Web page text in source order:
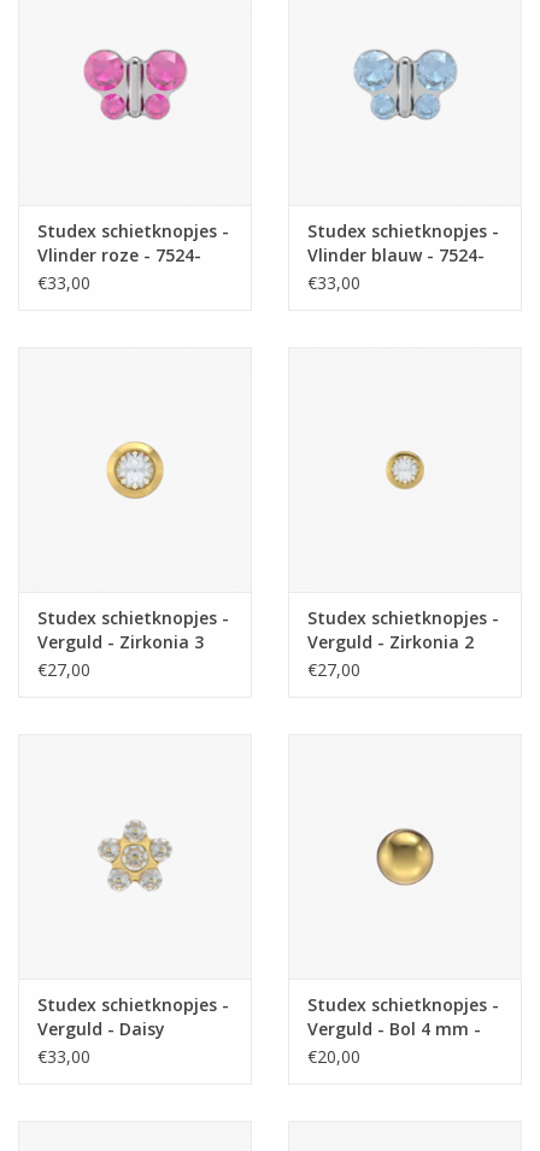
Studex schietknopjes -
Vlinder roze - 7524-
2010 (350)
€33,00
Studex schietknopjes -
Vlinder blauw - 7524-
2003 (344)
€33,00
Studex schietknopjes -
Verguld - Zirkonia 3
mm - 7511-0204 (141)
€27,00
Studex schietknopjes -
Verguld - Zirkonia 2
mm - 7531-0204 (139)
€27,00
Studex schietknopjes -
Verguld - Daisy
Zirkonia Kristal - 7512-
€33,00
Studex schietknopjes -
Verguld - Bol 4 mm -
7511-0300 (103)
€20,00